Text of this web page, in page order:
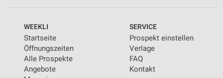
WEEKLI
Startseite
Öffnungszeiten
Alle Prospekte
Angebote
SERVICE
Prospekt einstellen
Verlage
FAQ
Kontakt